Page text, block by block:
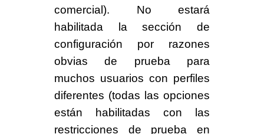
comercial). No estará
habilitada la sección de
configuración por razones
obvias de prueba para
muchos usuarios con perfiles
diferentes (todas las opciones
están habilitadas con las
restricciones de prueba en